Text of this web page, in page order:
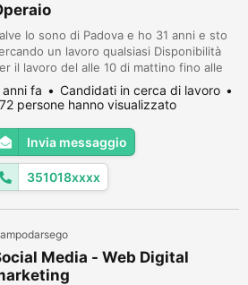
Io sono di Padova e ho 31 anni e sto
un lavoro qualsiasi Disponibilità
il lavoro del alle 10 di mattino fino alle
Tutti i giorni dalle settimana Il mio
di whatsapp 3510184481
anni fa
Candidati in cerca di lavoro
persone hanno visualizzato
Invia messaggio
351018xxxx
Media - Web Digital